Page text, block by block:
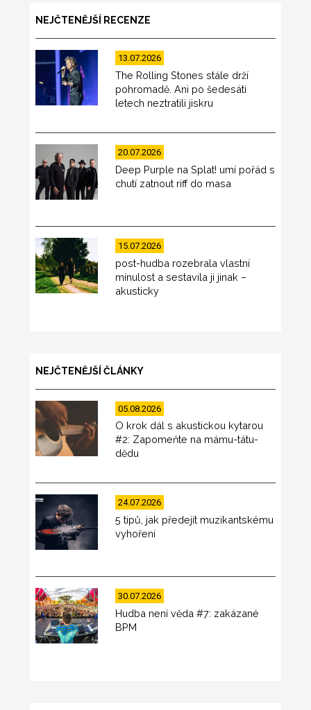
NEJČTENĚJŠÍ RECENZE
13.07.2026
The Rolling Stones stále drží
pohromadě. Ani po šedesáti
letech neztratili jiskru
20.07.2026
Deep Purple na Splat! umí pořád s
chutí zatnout riff do masa
15.07.2026
post-hudba rozebrala vlastní
minulost a sestavila ji jinak –
akusticky
NEJČTENĚJŠÍ ČLÁNKY
05.08.2026
O krok dál s akustickou kytarou
#2: Zapomeňte na mámu-tátu-
dědu
24.07.2026
5 tipů, jak předejít muzikantskému
vyhoření
30.07.2026
Hudba není věda #7: zakázané
BPM